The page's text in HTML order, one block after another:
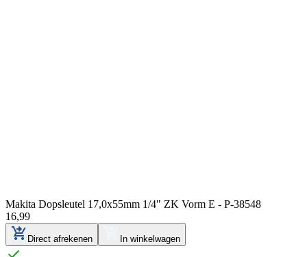
Makita Dopsleutel 17,0x55mm 1/4" ZK Vorm E - P-38548
16,99
Direct afrekenen In winkelwagen